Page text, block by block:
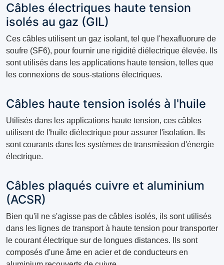
Câbles électriques haute tension
isolés au gaz (GIL)
Ces câbles utilisent un gaz isolant, tel que l'hexafluorure de
soufre (SF6), pour fournir une rigidité diélectrique élevée. Ils
sont utilisés dans les applications haute tension, telles que
les connexions de sous-stations électriques.
Câbles haute tension isolés à l'huile
Utilisés dans les applications haute tension, ces câbles
utilisent de l'huile diélectrique pour assurer l'isolation. Ils
sont courants dans les systèmes de transmission d'énergie
électrique.
Câbles plaqués cuivre et aluminium
(ACSR)
Bien qu'il ne s'agisse pas de câbles isolés, ils sont utilisés
dans les lignes de transport à haute tension pour transporter
le courant électrique sur de longues distances. Ils sont
composés d'une âme en acier et de conducteurs en